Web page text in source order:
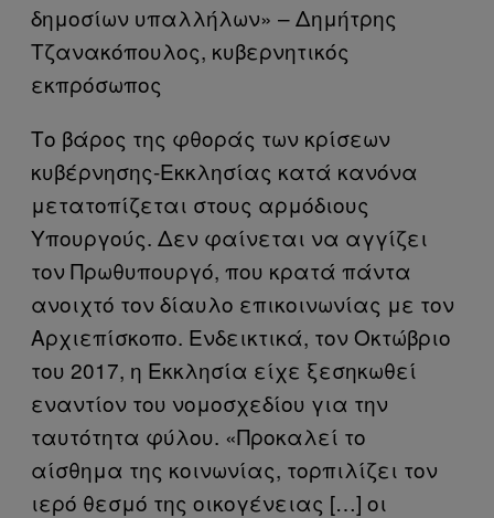
δημοσίων υπαλλήλων» – Δημήτρης
Τζανακόπουλος, κυβερνητικός
εκπρόσωπος
Το βάρος της φθοράς των κρίσεων
κυβέρνησης-Εκκλησίας κατά κανόνα
μετατοπίζεται στους αρμόδιους
Υπουργούς. Δεν φαίνεται να αγγίζει
τον Πρωθυπουργό, που κρατά πάντα
ανοιχτό τον δίαυλο επικοινωνίας με τον
Αρχιεπίσκοπο. Ενδεικτικά, τον Οκτώβριο
του 2017, η Εκκλησία είχε ξεσηκωθεί
εναντίον του νομοσχεδίου για την
ταυτότητα φύλου. «Προκαλεί το
αίσθημα της κοινωνίας, τορπιλίζει τον
ιερό θεσμό της οικογένειας […] οι